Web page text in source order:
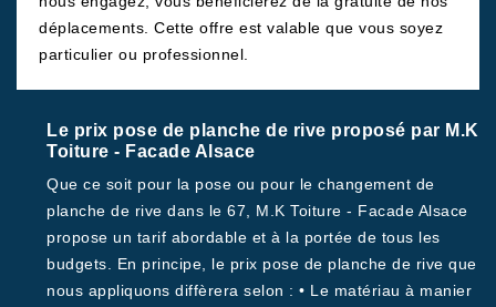
déplacements. Cette offre est valable que vous soyez
particulier ou professionnel.
Le prix pose de planche de rive proposé par M.K
Toiture - Facade Alsace
Que ce soit pour la pose ou pour le changement de
planche de rive dans le 67, M.K Toiture - Facade Alsace
propose un tarif abordable et à la portée de tous les
budgets. En principe, le prix pose de planche de rive que
nous appliquons diffèrera selon : • Le matériau à manier